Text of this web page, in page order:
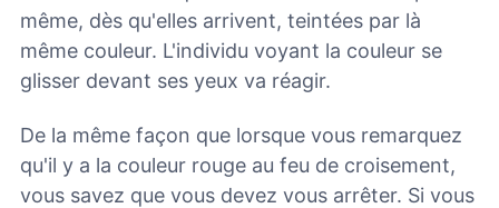
même, dès qu'elles arrivent, teintées par là
même couleur. L'individu voyant la couleur se
glisser devant ses yeux va réagir.
De la même façon que lorsque vous remarquez
qu'il y a la couleur rouge au feu de croisement,
vous savez que vous devez vous arrêter. Si vous